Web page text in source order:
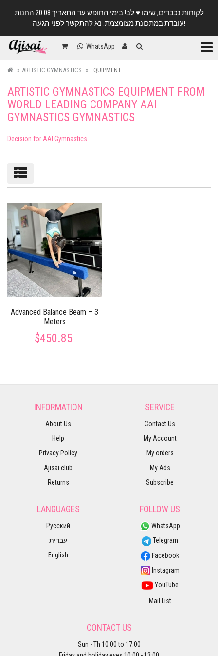
לקוחות נכבדים, שימו ♥️ לב! בימי החופש עד התאריך 20.08 החנות
עובדת במתכונת מצומצמת. נא להתקשר לפני הגעה!
WhatsApp
ARTISTIC GYMNASTICS EQUIPMENT
ARTISTIC GYMNASTICS EQUIPMENT FROM
WORLD LEADING COMPANY AAI
GYMNASTICS GYMNASTICS
Decision for AAI Gymnastics
Sort/filter
Advanced Balance Beam – 3
Meters
$450.85
INFORMATION
About Us
Help
Privacy Policy
Ajisai club
Returns
SERVICE
Contact Us
My Account
My orders
My Ads
Subscribe
LANGUAGES
Русский
עברית
English
FOLLOW US
WhatsApp
Telegram
Facebook
Instagram
YouTube
Mail List
CONTACT US
Sun - Th 10:00 to 17:00